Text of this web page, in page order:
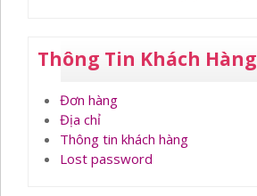
Thông Tin Khách Hàng
Đơn hàng
Địa chỉ
Thông tin khách hàng
Lost password